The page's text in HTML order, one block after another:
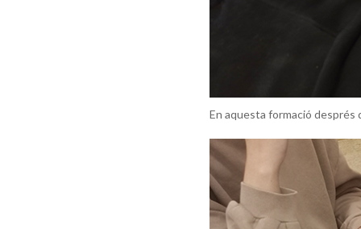
En aquesta formació després